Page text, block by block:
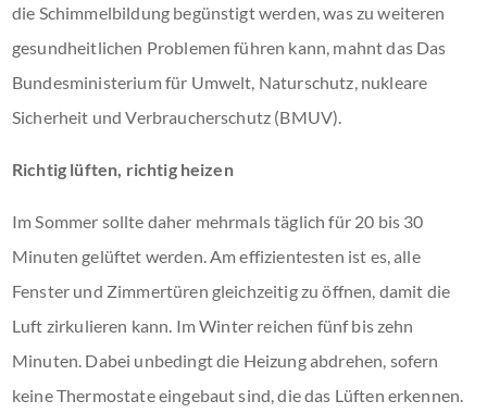
die Schimmelbildung begünstigt werden, was zu weiteren
gesundheitlichen Problemen führen kann, mahnt das Das
Bundesministerium für Umwelt, Naturschutz, nukleare
Sicherheit und Verbraucherschutz (BMUV).
Richtig lüften, richtig heizen
Im Sommer sollte daher mehrmals täglich für 20 bis 30
Minuten gelüftet werden. Am effizientesten ist es, alle
Fenster und Zimmertüren gleichzeitig zu öffnen, damit die
Luft zirkulieren kann. Im Winter reichen fünf bis zehn
Minuten. Dabei unbedingt die Heizung abdrehen, sofern
keine Thermostate eingebaut sind, die das Lüften erkennen.